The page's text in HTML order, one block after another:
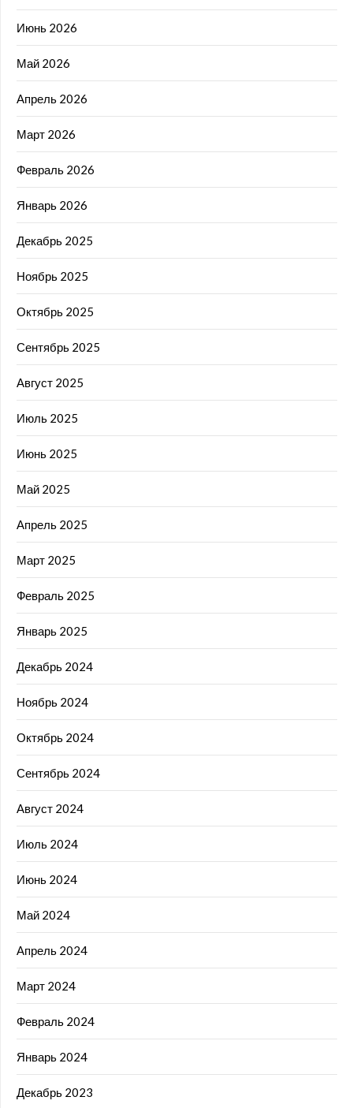
Июнь 2026
Май 2026
Апрель 2026
Март 2026
Февраль 2026
Январь 2026
Декабрь 2025
Ноябрь 2025
Октябрь 2025
Сентябрь 2025
Август 2025
Июль 2025
Июнь 2025
Май 2025
Апрель 2025
Март 2025
Февраль 2025
Январь 2025
Декабрь 2024
Ноябрь 2024
Октябрь 2024
Сентябрь 2024
Август 2024
Июль 2024
Июнь 2024
Май 2024
Апрель 2024
Март 2024
Февраль 2024
Январь 2024
Декабрь 2023